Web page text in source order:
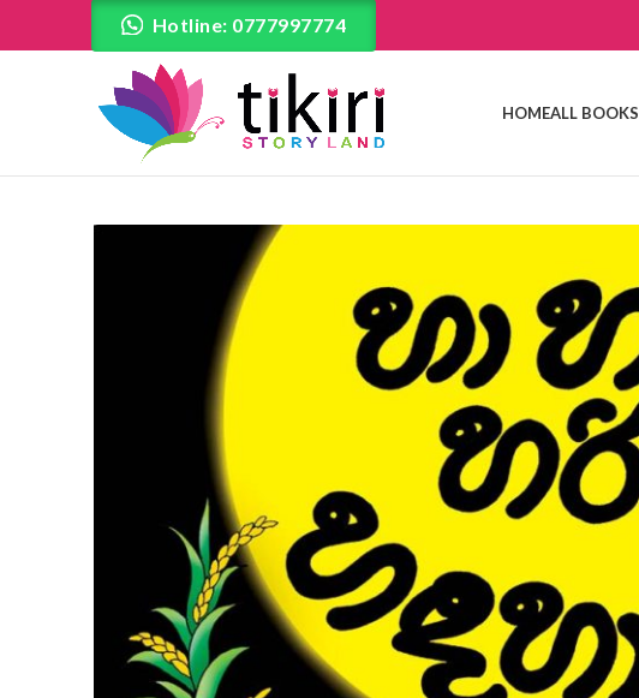
Hotline: 0777997774
HOMEALL BOOKS